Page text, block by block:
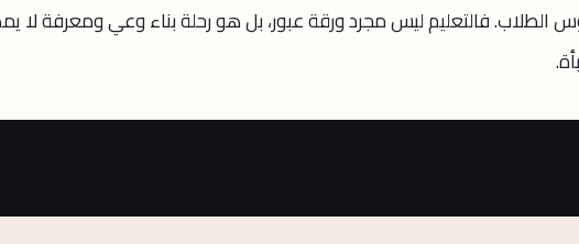
الطلاب. فالتعليم ليس مجرد ورقة عبور، بل هو رحلة بناء وعي ومعرفة لا